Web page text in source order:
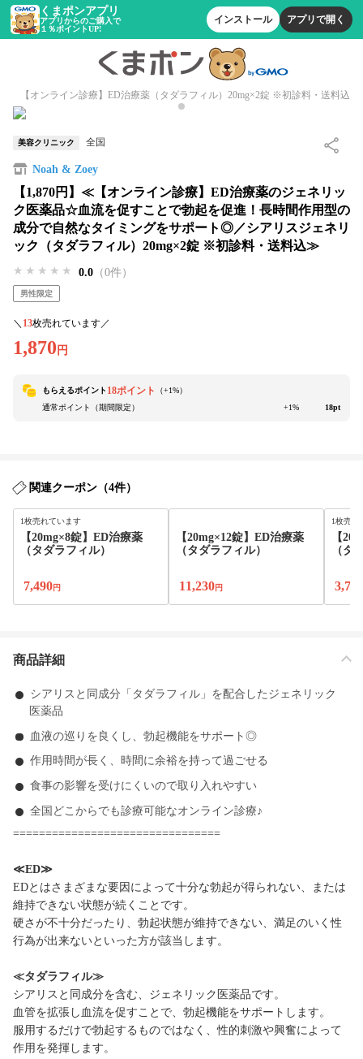
くまポンアプリ
アプリからのご購入で
１％ポイントUP!
インストール アプリで開く
【オンライン診療】ED治療薬（タダラフィル）20mg×2錠 ※初診料・送料込
美容クリニック 全国
Noah & Zoey
【1,870円】≪【オンライン診療】ED治療薬のジェネリッ
ク医薬品☆血流を促すことで勃起を促進！長時間作用型の
成分で自然なタイミングをサポート◎／シアリスジェネリ
ック（タダラフィル）20mg×2錠 ※初診料・送料込≫
★★★★★
★★★★★
★★★★★ 0.0 （0件）
男性限定
＼ 13枚売れています／
1,870 円
もらえるポイント 18ポイント （+1%）
通常ポイント（期間限定）
+1% 18pt
関連クーポン（4件）
1枚売れています
【20mg×8錠】ED治療薬
（タダラフィル）
7,490円
【20mg×12錠】ED治療薬
（タダラフィル）
11,230円
1枚売れ
【
（タ
3,740
商品詳細
シアリスと同成分「タダラフィル」を配合したジェネリック
医薬品
血液の巡りを良くし、勃起機能をサポート◎
作用時間が長く、時間に余裕を持って過ごせる
食事の影響を受けにくいので取り入れやすい
全国どこからでも診療可能なオンライン診療♪
================================
≪ED≫
EDとはさまざまな要因によって十分な勃起が得られない、または
維持できない状態が続くことです。
硬さが不十分だったり、勃起状態が維持できない、満足のいく性
行為が出来ないといった方が該当します。
≪タダラフィル≫
シアリスと同成分を含む、ジェネリック医薬品です。
血管を拡張し血流を促すことで、勃起機能をサポートします。
服用するだけで勃起するものではなく、性的刺激や興奮によって
作用を発揮します。